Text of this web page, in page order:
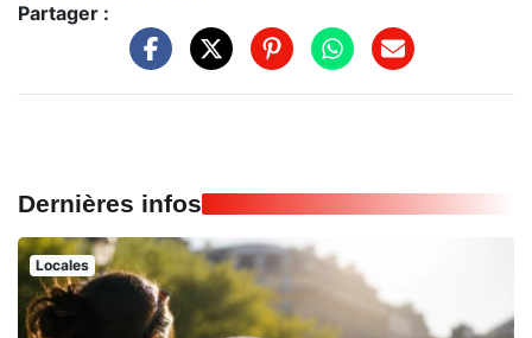
Partager :
Dernières infos
Locales